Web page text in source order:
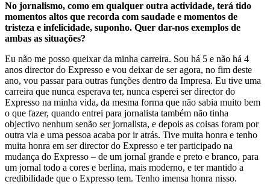
No jornalismo, como em qualquer outra actividade, terá tido
momentos altos que recorda com saudade e momentos de
tristeza e infelicidade, suponho. Quer dar-nos exemplos de
ambas as situações?
Eu não me posso queixar da minha carreira. Sou há 5 e não há 4
anos director do Expresso e vou deixar de ser agora, no fim deste
ano, vou passar para outras funções dentro da Impresa. Eu tive uma
carreira que nunca esperava ter, nunca esperei ser director do
Expresso na minha vida, da mesma forma que não sabia muito bem
o que fazer, quando entrei para jornalista também não tinha
objectivo nenhum senão ser jornalista, e depois as coisas foram por
outra via e uma pessoa acaba por ir atrás. Tive muita honra e tenho
muita honra em ser director do Expresso e ter participado na
mudança do Expresso – de um jornal grande e preto e branco, para
um jornal todo a cores e berlina, mais moderno, e ter mantido a
credibilidade que o Expresso tem. Tenho imensa honra nisso.